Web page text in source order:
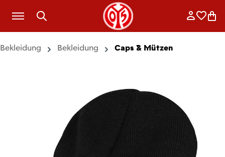
Zum Hauptinhalt springen
Bekleidung Bekleidung Caps & Mützen